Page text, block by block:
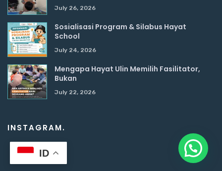
July 26, 2026
Sosialisasi Program & Silabus Hayat
School
July 24, 2026
Mengapa Hayat Ulin Memilih Fasilitator,
Bukan
July 22, 2026
INSTAGRAM.
ID